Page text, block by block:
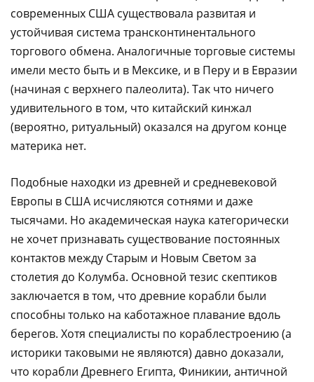
современных США существовала развитая и
устойчивая система трансконтинентального
торгового обмена. Аналогичные торговые системы
имели место быть и в Мексике, и в Перу и в Евразии
(начиная с верхнего палеолита). Так что ничего
удивительного в том, что китайский кинжал
(вероятно, ритуальный) оказался на другом конце
материка нет.
Подобные находки из древней и средневековой
Европы в США исчисляются сотнями и даже
тысячами. Но академическая наука категорически
не хочет признавать существование постоянных
контактов между Старым и Новым Светом за
столетия до Колумба. Основной тезис скептиков
заключается в том, что древние корабли были
способны только на каботажное плавание вдоль
берегов. Хотя специалисты по кораблестроению (а
историки таковыми не являются) давно доказали,
что корабли Древнего Египта, Финикии, античной